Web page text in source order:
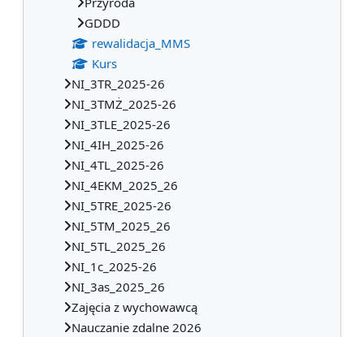
GDDD
rewalidacja_MMS
Kurs
NI_3TR_2025-26
NI_3TMŻ_2025-26
NI_3TLE_2025-26
NI_4IH_2025-26
NI_4TL_2025-26
NI_4EKM_2025_26
NI_5TRE_2025-26
NI_5TM_2025_26
NI_5TL_2025_26
NI_1c_2025-26
NI_3as_2025_26
Zajęcia z wychowawcą
Nauczanie zdalne 2026